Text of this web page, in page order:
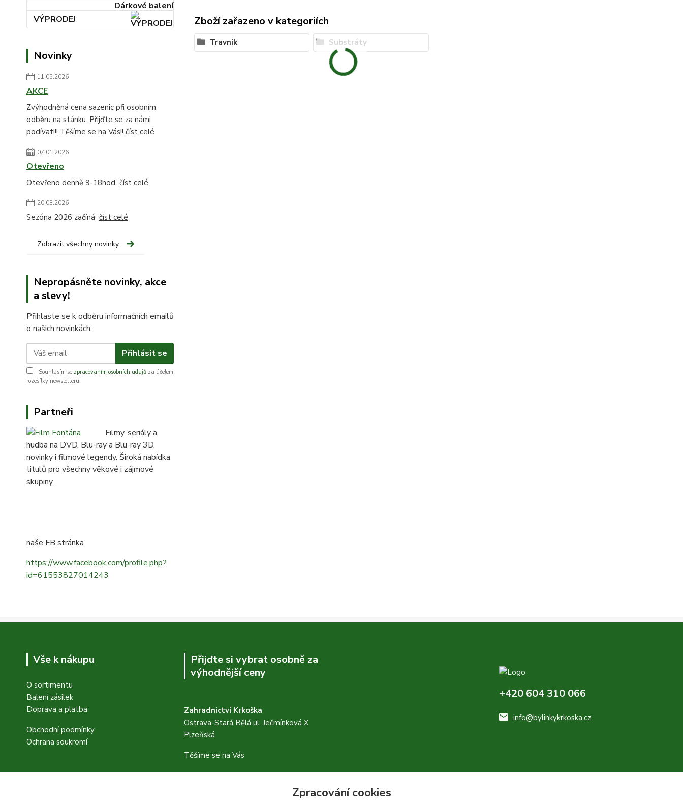
Dárkové balení
VÝPRODEJ
Novinky
11.05.2026
AKCE
Zvýhodněná cena sazenic při osobním
odběru na stánku. Přijďte se za námi
podívat!!! Těšíme se na Vás!! číst celé
07.01.2026
Otevřeno
Otevřeno denně 9-18hod číst celé
20.03.2026
Sezóna 2026 začíná číst celé
Zobrazit všechny novinky
Nepropásněte novinky, akce
a slevy!
Přihlaste se k odběru informačních emailů
o našich novinkách.
Přihlásit se
Souhlasím se zpracováním osobních údajů za účelem
rozesílky newsletteru.
Partneři
Filmy, seriály a
hudba na DVD, Blu-ray a Blu-ray 3D,
novinky i filmové legendy. Široká nabídka
titulů pro všechny věkové i zájmové
skupiny.
naše FB stránka
https://www.facebook.com/profile.php?
id=61553827014243
Zboží zařazeno v kategoriích
Travník Substráty
Vše k nákupu
O sortimentu
Balení zásilek
Doprava a platba
Obchodní podmínky
Ochrana soukromí
Přijďte si vybrat osobně za
výhodnější ceny
Zahradnictví Krkoška
Ostrava-Stará Bělá ul. Ječmínková X
Plzeňská
Těšíme se na Vás
+420 604 310 066
info@bylinkykrkoska.cz
Zpracování cookies